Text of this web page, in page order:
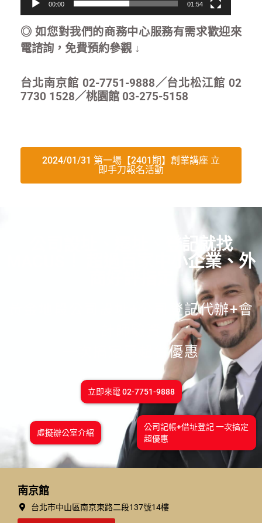
00:00 01:54
◎ 如您對我們的商務中心服務有需求歡迎來
電諮詢，免費預約參觀 ↓
台北南京館 02-7751-9888／台北松江館 02
7730 1528／桃園館 03-275-5158
2024/01/31 第一場【2401期】創業講座 立
即手刀報名活動
公司設址、遷址、登記就找
MACUS！ 超過百家中小企業、外
黃金地段公司設址+公司登記代辦+會
一次搞定享超省優惠
立即來電 02-7751-9888
虛擬辦公室介紹
公司記帳+借址登記 一次搞定
超優惠
南京館
台北市中山區南京東路二段137號14樓